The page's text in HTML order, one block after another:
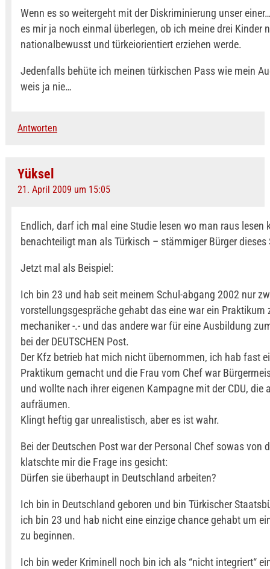
Wenn es so weitergeht mit der Diskriminierung unser
es mir ja noch einmal überlegen, ob ich meine drei Kinder
nationalbewusst und türkeiorientiert erziehen werde.
Jedenfalls behüte ich meinen türkischen Pass wie mein
weis ja nie…
Antworten
Yüksel
21. April 2009 um 15:05
Endlich, darf ich mal eine Studie lesen wo man raus lesen
benachteiligt man als Türkisch – stämmiger Bürger dieses
Jetzt mal als Beispiel:
Ich bin 23 und hab seit meinem Schul-abgang 2002 nur
vorstellungsgespräche gehabt das eine war ein Praktikum
mechaniker -.- und das andere war für eine Ausbildung
bei der DEUTSCHEN Post.
Der Kfz betrieb hat mich nicht übernommen, ich hab fast
Praktikum gemacht und die Frau vom Chef war
und wollte nach ihrer eigenen Kampagne mit der CDU, die
aufräumen.
Klingt heftig gar unrealistisch, aber es ist wahr.
Bei der Deutschen Post war der Personal Chef sowas von
klatschte mir die Frage ins gesicht:
Dürfen sie überhaupt in Deutschland arbeiten?
Ich bin in Deutschland geboren und bin Türkischer
ich bin 23 und hab nicht eine einzige chance gehabt um
zu beginnen.
Ich bin weder Kriminell noch bin ich als “nicht integriert“